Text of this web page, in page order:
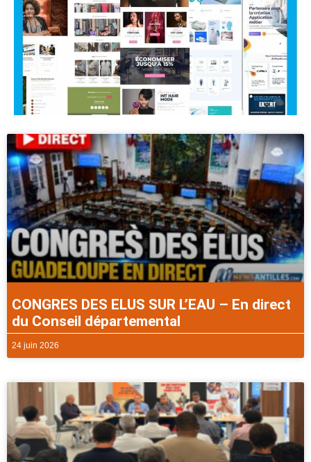
CONGRES DES ELUS SUR L’EAU – En direct
du Conseil départemental
24 juin 2026